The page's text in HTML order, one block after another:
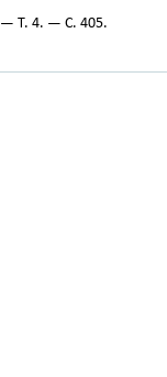
— Т. 4. — С. 405.